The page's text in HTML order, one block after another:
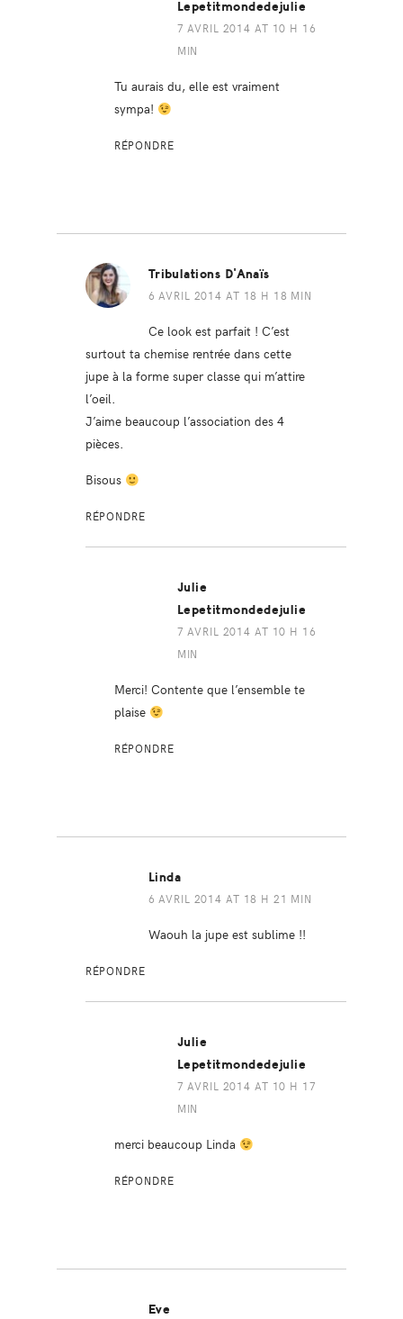
Lepetitmondedejulie
7 AVRIL 2014 AT 10 H 16
MIN
Tu aurais du, elle est vraiment
sympa!
RÉPONDRE
Tribulations D'Anaïs
6 AVRIL 2014 AT 18 H 18 MIN
Ce look est parfait ! C’est
surtout ta chemise rentrée dans cette
jupe à la forme super classe qui m’attire
l’oeil.
J’aime beaucoup l’association des 4
pièces.
Bisous
RÉPONDRE
Julie
Lepetitmondedejulie
7 AVRIL 2014 AT 10 H 16
MIN
Merci! Contente que l’ensemble te
plaise
RÉPONDRE
Linda
6 AVRIL 2014 AT 18 H 21 MIN
Waouh la jupe est sublime !!
RÉPONDRE
Julie
Lepetitmondedejulie
7 AVRIL 2014 AT 10 H 17
MIN
merci beaucoup Linda
RÉPONDRE
Eve